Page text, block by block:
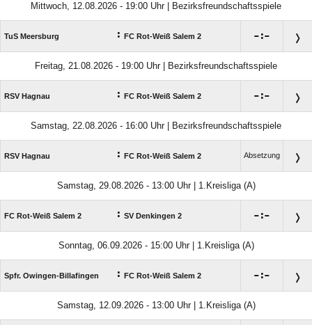
Mittwoch, 12.08.2026 - 19:00 Uhr | Bezirksfreundschaftsspiele
TuS Meersburg : FC Rot-Weiß Salem 2 :
Freitag, 21.08.2026 - 19:00 Uhr | Bezirksfreundschaftsspiele
RSV Hagnau : FC Rot-Weiß Salem 2 :
Samstag, 22.08.2026 - 16:00 Uhr | Bezirksfreundschaftsspiele
RSV Hagnau : FC Rot-Weiß Salem 2 Absetzung
Samstag, 29.08.2026 - 13:00 Uhr | 1.Kreisliga (A)
FC Rot-Weiß Salem 2 : SV Denkingen 2 :
Sonntag, 06.09.2026 - 15:00 Uhr | 1.Kreisliga (A)
Spfr. Owingen-Billafingen : FC Rot-Weiß Salem 2 :
Samstag, 12.09.2026 - 13:00 Uhr | 1.Kreisliga (A)